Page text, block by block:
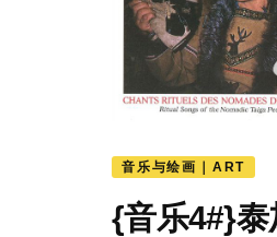
音乐与绘画｜ART
{音乐4#}泰